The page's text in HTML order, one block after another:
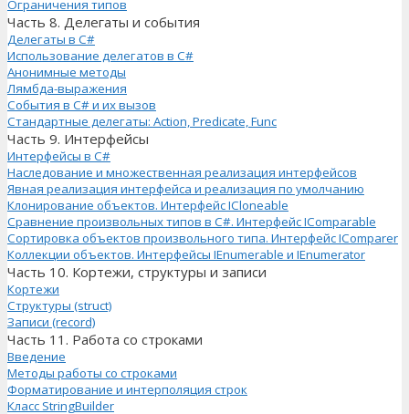
Ограничения типов
Часть 8. Делегаты и события
Делегаты в C#
Использование делегатов в C#
Анонимные методы
Лямбда-выражения
События в C# и их вызов
Стандартные делегаты: Action, Predicate, Func
Часть 9. Интерфейсы
Интерфейсы в C#
Наследование и множественная реализация интерфейсов
Явная реализация интерфейса и реализация по умолчанию
Клонирование объектов. Интерфейс ICloneable
Сравнение произвольных типов в C#. Интерфейс IComparable
Сортировка объектов произвольного типа. Интерфейс IComparer
Коллекции объектов. Интерфейсы IEnumerable и IEnumerator
Часть 10. Кортежи, структуры и записи
Кортежи
Структуры (struct)
Записи (record)
Часть 11. Работа со строками
Введение
Методы работы со строками
Форматирование и интерполяция строк
Класс StringBuilder